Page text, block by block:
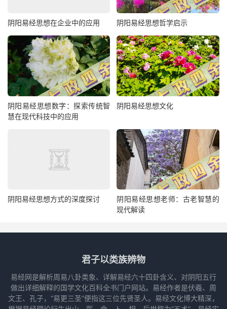
阴阳易经思想在企业中的应用 阴阳易经思想哲学启示
阴阳易经思想数字：探索传统智
慧在现代科技中的应用
阴阳易经思想文化
阴阳易经思想方式的深度探讨
阴阳易经思想老师：古老智慧的
现代解读
君子以类族辨物
易经网是解析周易八卦类象、详解易经六十四卦含义、对阴阳五行
做出详细解释的国学文化百科全书门户网站。易经作者是伏羲、周
文王、孔子，“易更三圣”便指这三位先贤圣人。易经文化博大精深，